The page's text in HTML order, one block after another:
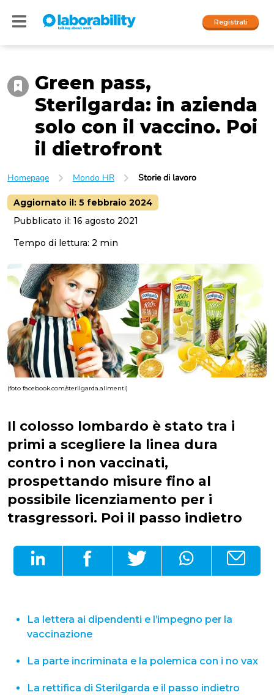
Registrati
I nostri social
Accedi
People
Company
Green pass,
Sterilgarda: in azienda
solo con il vaccino. Poi
il dietrofront
Homepage Mondo HR Storie di lavoro
Aggiornato il: 5 febbraio 2024
Pubblicato il: 16 agosto 2021
Tempo di lettura: 2 min
(foto facebook.com/sterilgarda.alimenti)
Il colosso lombardo è stato tra i
primi a scegliere la linea dura
contro i non vaccinati,
prospettando misure fino al
possibile licenziamento per i
trasgressori. Poi il passo indietro
La lettera ai dipendenti e l’impegno per la
vaccinazione
La parte incriminata e la polemica con i no vax
La rettifica di Sterilgarda e il passo indietro